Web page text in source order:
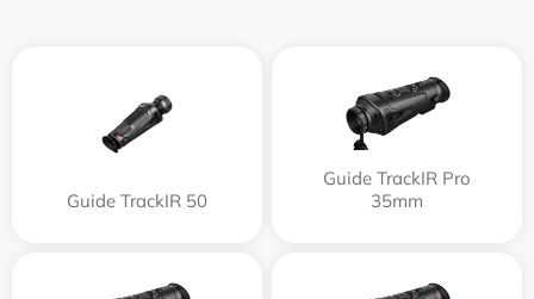
Guide TrackIR 50
Guide TrackIR Pro
35mm